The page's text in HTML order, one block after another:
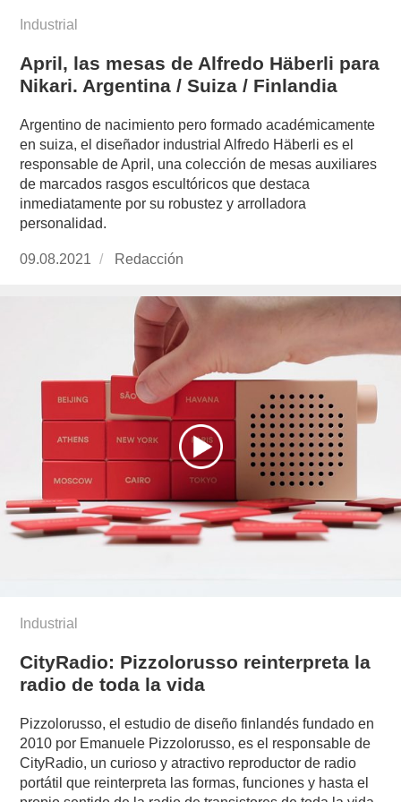
Industrial
April, las mesas de Alfredo Häberli para
Nikari. Argentina / Suiza / Finlandia
Argentino de nacimiento pero formado académicamente
en suiza, el diseñador industrial Alfredo Häberli es el
responsable de April, una colección de mesas auxiliares
de marcados rasgos escultóricos que destaca
inmediatamente por su robustez y arrolladora
personalidad.
Publicado
09.08.2021 https://www.experimenta.es/author/redaccion/
Redacción
Industrial
CityRadio: Pizzolorusso reinterpreta la
radio de toda la vida
Pizzolorusso, el estudio de diseño finlandés fundado en
2010 por Emanuele Pizzolorusso, es el responsable de
CityRadio, un curioso y atractivo reproductor de radio
portátil que reinterpreta las formas, funciones y hasta el